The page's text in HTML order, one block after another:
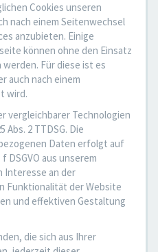
Cookies unseren
nach einem Seitenwechsel
anzubieten. Einige
können ohne den Einsatz
Für diese ist es
auch nach einem
wird.
vergleichbarer Technologien
Abs. 2 TTDSG. Die
Daten erfolgt auf
DSGVO aus unserem
Interesse an der
Funktionalität der Website
und effektiven Gestaltung
die sich aus Ihrer